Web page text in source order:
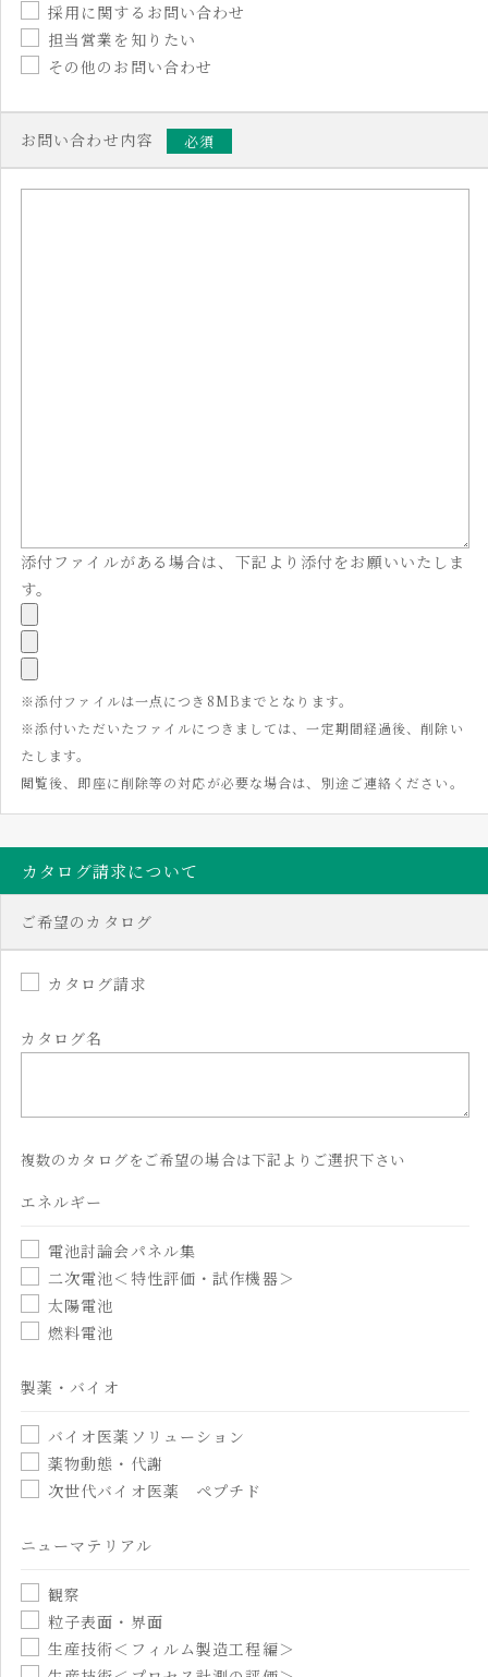
採用に関するお問い合わせ
担当営業を知りたい
その他のお問い合わせ
お問い合わせ内容 必須
添付ファイルがある場合は、下記より添付をお願いいたしま
す。
※添付ファイルは一点につき8MBまでとなります。
※添付いただいたファイルにつきましては、一定期間経過後、削除い
たします。
閲覧後、即座に削除等の対応が必要な場合は、別途ご連絡ください。
カタログ請求について
ご希望のカタログ
カタログ請求
カタログ名
複数のカタログをご希望の場合は下記よりご選択下さい
エネルギー
電池討論会パネル集
二次電池＜特性評価・試作機器＞
太陽電池
燃料電池
製薬・バイオ
バイオ医薬ソリューション
薬物動態・代謝
次世代バイオ医薬 ペプチド
ニューマテリアル
観察
粒子表面・界面
生産技術＜フィルム製造工程編＞